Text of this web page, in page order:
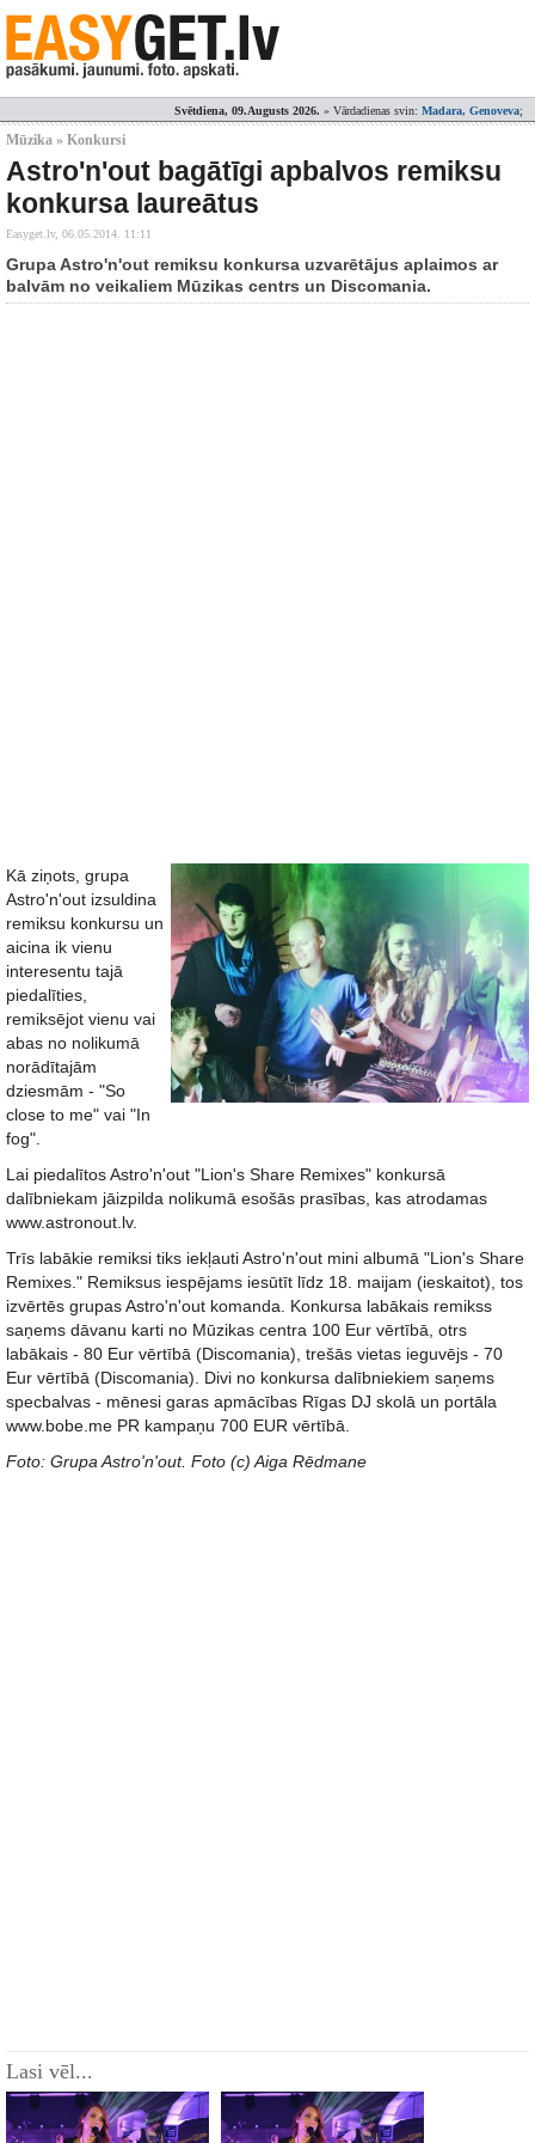
Svētdiena, 09.Augusts 2026. » Vārdadienas svin: Madara, Genoveva;
Mūzika » Konkursi
Astro'n'out bagātīgi apbalvos remiksu
konkursa laureātus
Easyget.lv, 06.05.2014. 11:11
Grupa Astro'n'out remiksu konkursa uzvarētājus aplaimos ar
balvām no veikaliem Mūzikas centrs un Discomania.
Kā ziņots, grupa
Astro'n'out izsuldina
remiksu konkursu un
aicina ik vienu
interesentu tajā
piedalīties,
remiksējot vienu vai
abas no nolikumā
norādītajām
dziesmām - "So
close to me" vai "In
fog".
Lai piedalītos Astro'n'out "Lion's Share Remixes" konkursā
dalībniekam jāizpilda nolikumā esošās prasības, kas atrodamas
www.astronout.lv.
Trīs labākie remiksi tiks iekļauti Astro'n'out mini albumā "Lion's Share
Remixes." Remiksus iespējams iesūtīt līdz 18. maijam (ieskaitot), tos
izvērtēs grupas Astro'n'out komanda. Konkursa labākais remikss
saņems dāvanu karti no Mūzikas centra 100 Eur vērtībā, otrs
labākais - 80 Eur vērtībā (Discomania), trešās vietas ieguvējs - 70
Eur vērtībā (Discomania). Divi no konkursa dalībniekiem saņems
specbalvas - mēnesi garas apmācības Rīgas DJ skolā un portāla
www.bobe.me PR kampaņu 700 EUR vērtībā.
Foto: Grupa Astro'n'out. Foto (c) Aiga Rēdmane
Lasi vēl...